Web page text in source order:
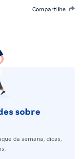
Compartilhe
sobre
da semana, dicas,